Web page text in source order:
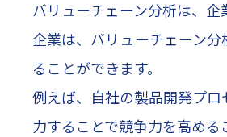
バリューチェーン分析は、企
企業は、バリューチェーン
ることができます。
例えば、自社の製品開発プ
力することで競争力を高める